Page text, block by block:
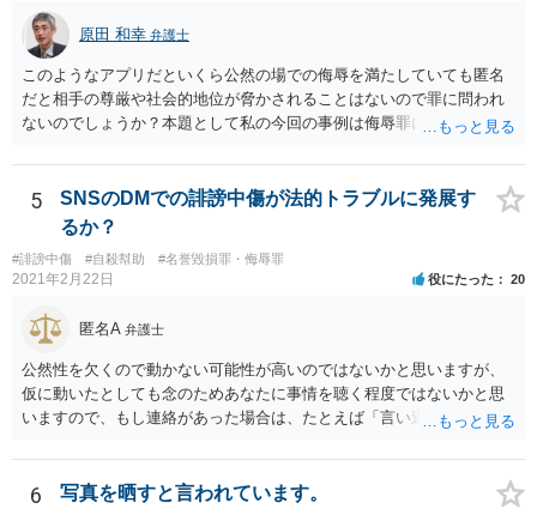
原田 和幸 弁護士
このようなアプリだといくら公然の場での侮辱を満たしていても匿名
だと相手の尊厳や社会的地位が脅かされることはないので罪に問われ
ないのでしょうか？本題として私の今回の事例は侮辱罪には該当しな
評価を低下させたとは言えないでしょうから、侮辱罪にはならないと
思います。
5
SNSのDMでの誹謗中傷が法的トラブルに発展す
るか？
#誹謗中傷 #自殺幇助 #名誉毀損罪・侮辱罪
2021年2月22日 役にたった 20
匿名A 弁護士
公然性を欠くので動かない可能性が高いのではないかと思いますが、
仮に動いたとしても念のためあなたに事情を聴く程度ではないかと思
いますので、もし連絡があった場合は、たとえば「言い過ぎた部分が
ジでのやりとりなので、公然性がないことが明らかなので、名誉毀損
や侮辱には当たらないと考えているが、相手は何らかの理由で公然性
6 写真を晒すと言われています。